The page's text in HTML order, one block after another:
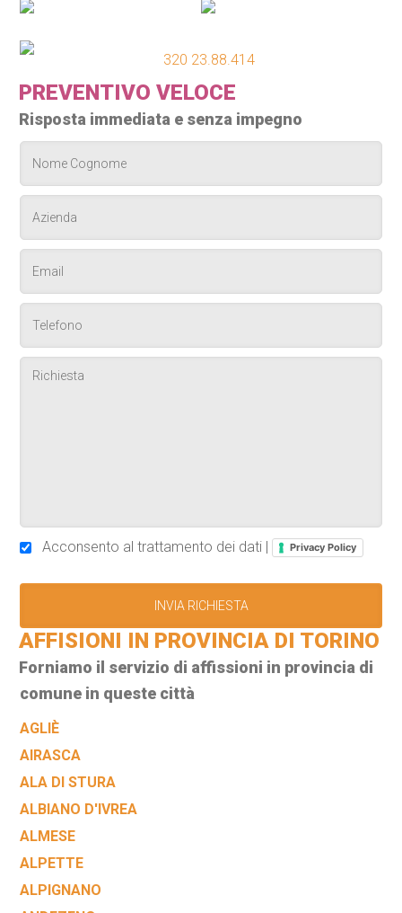
320 23.88.414
PREVENTIVO VELOCE
Risposta immediata e senza impegno
Acconsento al trattamento dei dati | Privacy Policy
AFFISIONI IN PROVINCIA DI TORINO
Forniamo il servizio di affissioni in provincia di
comune in queste città
AGLIÈ
AIRASCA
ALA DI STURA
ALBIANO D'IVREA
ALMESE
ALPETTE
ALPIGNANO